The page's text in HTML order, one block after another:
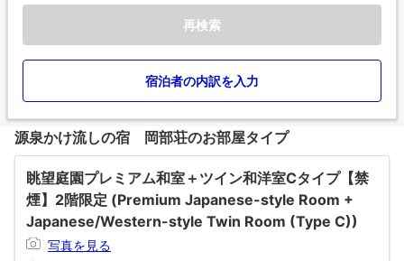
再検索
宿泊者の内訳を入力
源泉かけ流しの宿 岡部荘のお部屋タイプ
眺望庭園プレミアム和室＋ツイン和洋室Cタイプ【禁
煙】2階限定 (Premium Japanese-style Room +
Japanese/Western-style Twin Room (Type C))
写真を見る